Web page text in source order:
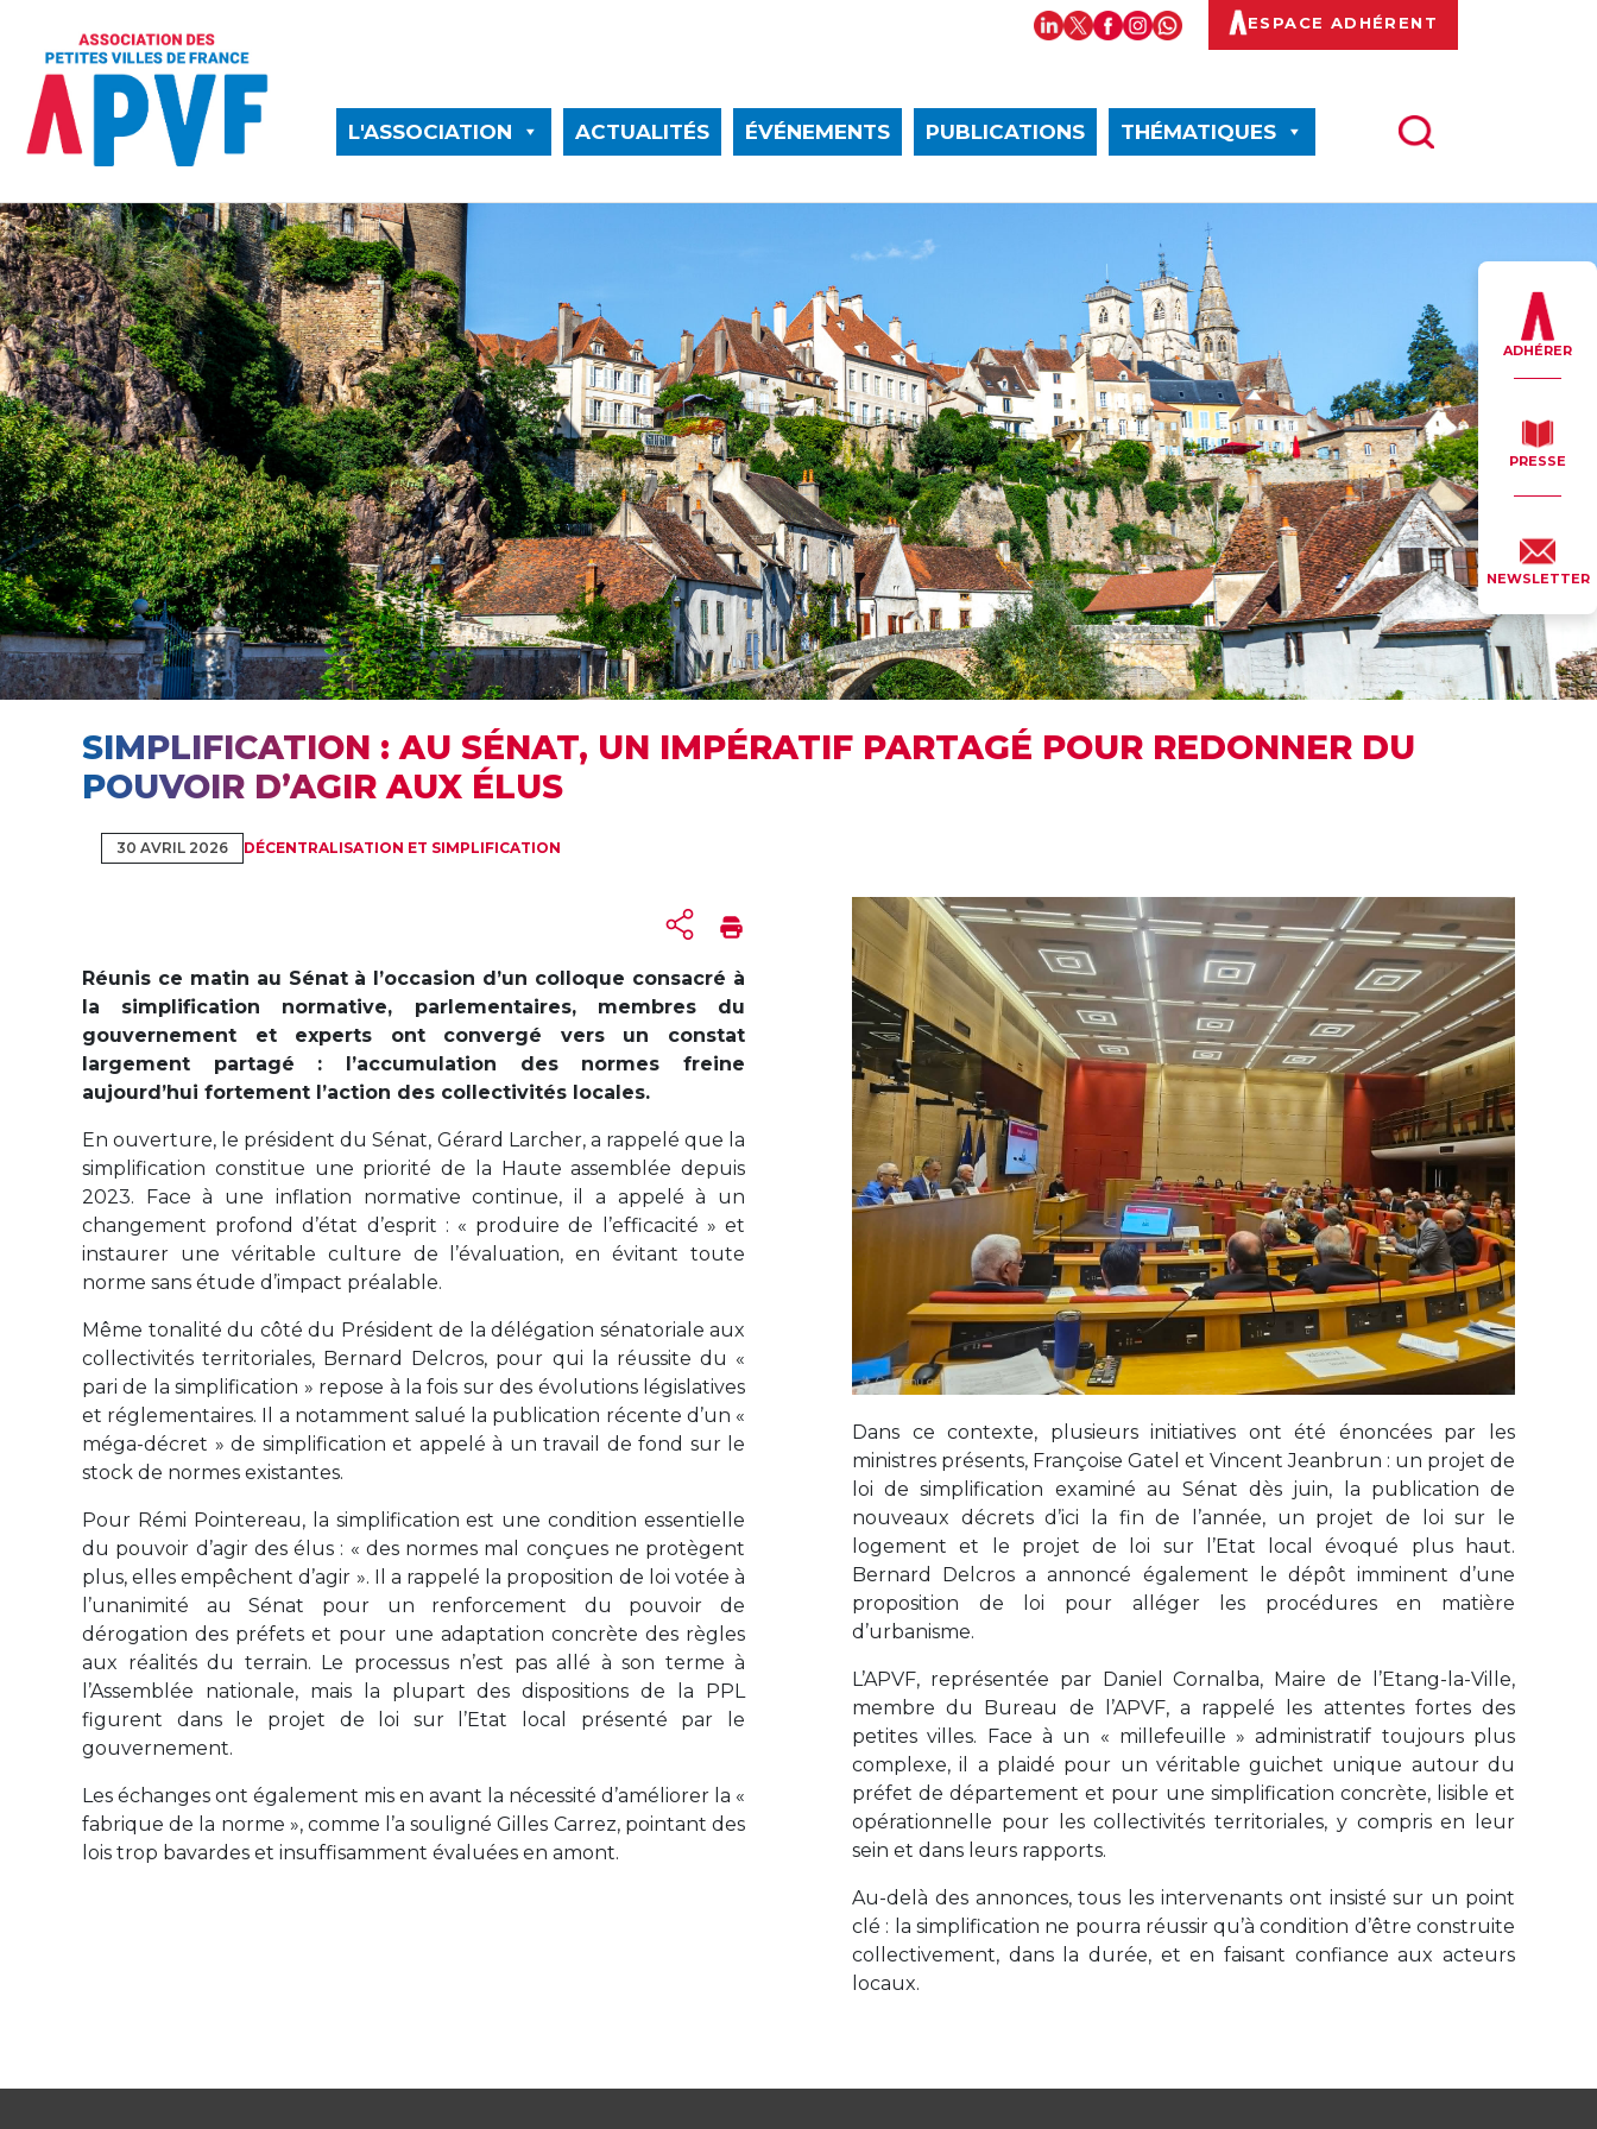
ESPACE ADHÉRENT
L'ASSOCIATION ACTUALITÉS ÉVÉNEMENTS PUBLICATIONS THÉMATIQUES
ADHÉRER
PRESSE
NEWSLETTER
SIMPLIFICATION : AU SÉNAT, UN IMPÉRATIF PARTAGÉ POUR REDONNER DU
POUVOIR D’AGIR AUX ÉLUS
30 AVRIL 2026 DÉCENTRALISATION ET SIMPLIFICATION
Réunis ce matin au Sénat à l’occasion d’un colloque consacré à
la simplification normative, parlementaires, membres du
gouvernement et experts ont convergé vers un constat
largement partagé : l’accumulation des normes freine
aujourd’hui fortement l’action des collectivités locales.
En ouverture, le président du Sénat, Gérard Larcher, a rappelé que la
simplification constitue une priorité de la Haute assemblée depuis
2023. Face à une inflation normative continue, il a appelé à un
changement profond d’état d’esprit : « produire de l’efficacité » et
instaurer une véritable culture de l’évaluation, en évitant toute
norme sans étude d’impact préalable.
Même tonalité du côté du Président de la délégation sénatoriale aux
collectivités territoriales, Bernard Delcros, pour qui la réussite du «
pari de la simplification » repose à la fois sur des évolutions législatives
et réglementaires. Il a notamment salué la publication récente d’un «
méga-décret » de simplification et appelé à un travail de fond sur le
stock de normes existantes.
Pour Rémi Pointereau, la simplification est une condition essentielle
du pouvoir d’agir des élus : « des normes mal conçues ne protègent
plus, elles empêchent d’agir ». Il a rappelé la proposition de loi votée à
l’unanimité au Sénat pour un renforcement du pouvoir de
dérogation des préfets et pour une adaptation concrète des règles
aux réalités du terrain. Le processus n’est pas allé à son terme à
l’Assemblée nationale, mais la plupart des dispositions de la PPL
figurent dans le projet de loi sur l’Etat local présenté par le
gouvernement.
Les échanges ont également mis en avant la nécessité d’améliorer la «
fabrique de la norme », comme l’a souligné Gilles Carrez, pointant des
lois trop bavardes et insuffisamment évaluées en amont.
Dans ce contexte, plusieurs initiatives ont été énoncées par les
ministres présents, Françoise Gatel et Vincent Jeanbrun : un projet de
loi de simplification examiné au Sénat dès juin, la publication de
nouveaux décrets d’ici la fin de l’année, un projet de loi sur le
logement et le projet de loi sur l’Etat local évoqué plus haut.
Bernard Delcros a annoncé également le dépôt imminent d’une
proposition de loi pour alléger les procédures en matière
d’urbanisme.
L’APVF, représentée par Daniel Cornalba, Maire de l’Etang-la-Ville,
membre du Bureau de l’APVF, a rappelé les attentes fortes des
petites villes. Face à un « millefeuille » administratif toujours plus
complexe, il a plaidé pour un véritable guichet unique autour du
préfet de département et pour une simplification concrète, lisible et
opérationnelle pour les collectivités territoriales, y compris en leur
sein et dans leurs rapports.
Au-delà des annonces, tous les intervenants ont insisté sur un point
clé : la simplification ne pourra réussir qu’à condition d’être construite
collectivement, dans la durée, et en faisant confiance aux acteurs
locaux.